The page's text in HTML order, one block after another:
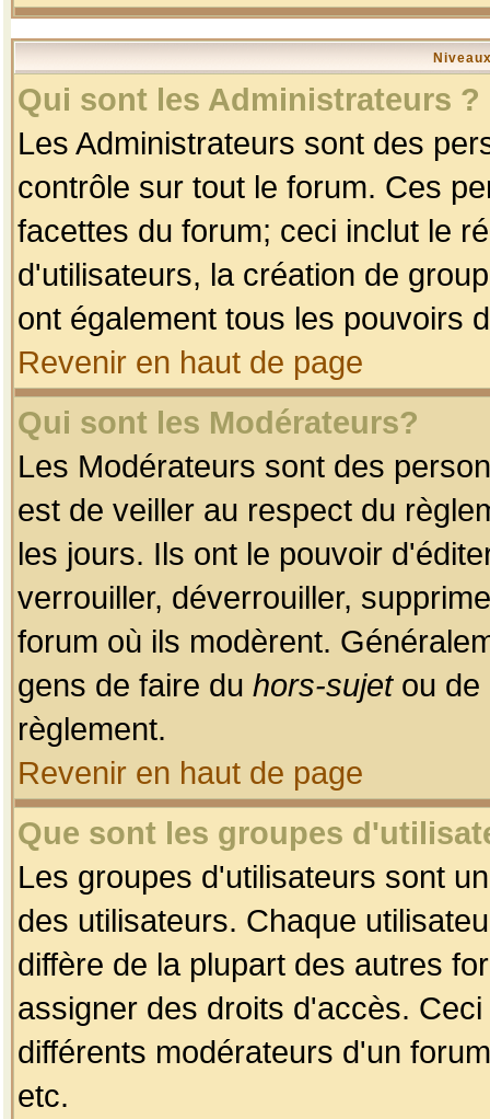
Qui sont les Administrateurs ?
Les Administrateurs sont des
contrôle sur tout le forum. Ces
facettes du forum; ceci inclut le
d'utilisateurs, la création de
ont également tous les pouvoirs
Revenir en haut de page
Qui sont les Modérateurs?
Les Modérateurs sont des
est de veiller au respect du
les jours. Ils ont le pouvoir
verrouiller, déverrouiller,
forum où ils modèrent.
gens de faire du hors-sujetou de
règlement.
Revenir en haut de page
Que sont les groupes
Les groupes d'utilisateurs sont
des utilisateurs. Chaque
diffère de la plupart des autres
assigner des droits d'accès.
différents modérateurs d'un
etc.